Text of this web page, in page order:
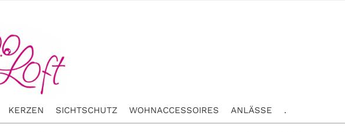
KERZEN SICHTSCHUTZ WOHNACCESSOIRES ANLÄSSE .